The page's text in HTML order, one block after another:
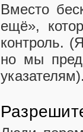
Вместо
ещё»,
контроль.
но мы